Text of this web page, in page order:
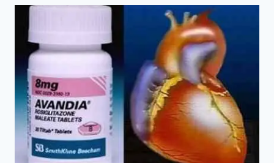
MENGINTAI
PEKERJA
SIF
MALAM